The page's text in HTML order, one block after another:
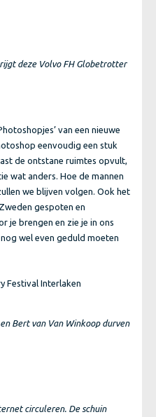
deze Volvo FH Globetrotter
van een nieuwe
eenvoudig een stuk
de ontstane ruimtes opvult,
wat anders. Hoe de mannen
we blijven volgen. Ook het
gespoten en
je brengen en zie je in ons
wel even geduld moeten
Bert van Van Winkoop durven
circuleren. De schuin